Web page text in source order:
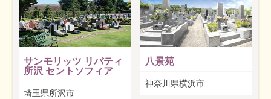
サンモリッツ リバティ
所沢 セントソフィア
埼玉県所沢市
八景苑
神奈川県横浜市